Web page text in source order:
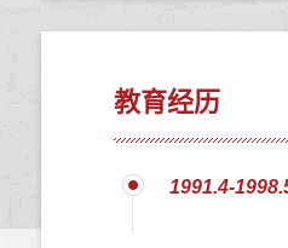
教育经历
1991.4-